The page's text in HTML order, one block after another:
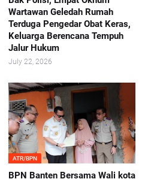
Wartawan Geledah Rumah
Terduga Pengedar Obat Keras,
Keluarga Berencana Tempuh
Jalur Hukum
July 22, 2026
ATR/BPN
BPN Banten Bersama Wali kota